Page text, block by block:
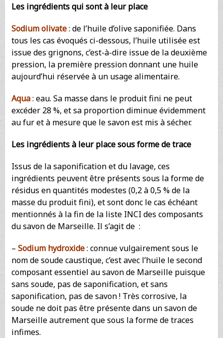
Les ingrédients qui sont à leur place
Sodium olivate: de l’huile d’olive saponifiée. Dans
tous les cas évoqués ci-dessous, l’huile utilisée est
issue des grignons, c’est-à-dire issue de la deuxième
pression, la première pression donnant une huile
aujourd’hui réservée à un usage alimentaire.
Aqua: eau. Sa masse dans le produit fini ne peut
excéder 28 %, et sa proportion diminue évidemment
au fur et à mesure que le savon est mis à sécher.
Les ingrédients à leur place sous forme de trace
Issus de la saponification et du lavage, ces
ingrédients peuvent être présents sous la forme de
résidus en quantités modestes (0,2 à 0,5 % de la
masse du produit fini), et sont donc le cas échéant
mentionnés à la fin de la liste INCI des composants
du savon de Marseille. Il s’agit de :
– Sodium hydroxide: connue vulgairement sous le
nom de soude caustique, c’est avec l’huile le second
composant essentiel au savon de Marseille puisque
sans soude, pas de saponification, et sans
saponification, pas de savon ! Très corrosive, la
soude ne doit pas être présente dans un savon de
Marseille autrement que sous la forme de traces
infimes.